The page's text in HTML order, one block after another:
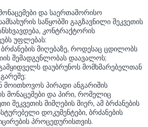
და საერთაშორისო
საწყობში გაგზავნილი შეკვეთის
კონტრაქტორის
უფლებას:
ბრძანების მიღებაზე, როდესაც ცდილობს
შემადგენლობას დაავალოს;
დაუბრუნოს მომხმარებელთან
მოითხოვოს პირადი ანგარიშის
მონაცემები და პირი, რომელიც
შეკვეთის მიმღების მიერ, ამ ბრძანების
დოკუმენტები, ბრძანების
პროცედურისთვის.